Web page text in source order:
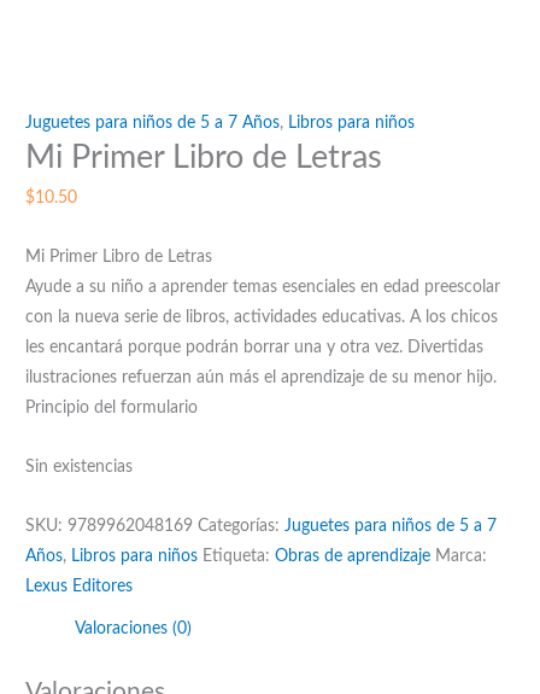
Juguetes para niños de 5 a 7 Años, Libros para niños
Mi Primer Libro de Letras
$10.50
Mi Primer Libro de Letras
Ayude a su niño a aprender temas esenciales en edad preescolar
con la nueva serie de libros, actividades educativas. A los chicos
les encantará porque podrán borrar una y otra vez. Divertidas
ilustraciones refuerzan aún más el aprendizaje de su menor hijo.
Principio del formulario
Sin existencias
SKU:9789962048169 Categorías:Juguetes para niños de 5 a 7
Años, Libros para niños Etiqueta:Obras de aprendizaje Marca:
Lexus Editores
Valoraciones (0)